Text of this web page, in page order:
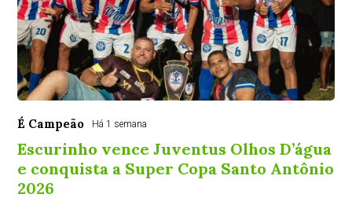
É Campeão Há 1 semana
Escurinho vence Juventus Olhos D’água
e conquista a Super Copa Santo Antônio
2026